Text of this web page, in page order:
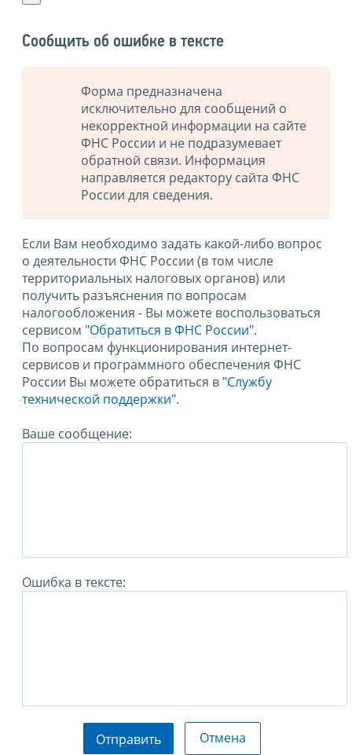
Сообщить об ошибке в тексте
Форма предназначена
исключительно для сообщений о
некорректной информации на сайте
ФНС России и не подразумевает
обратной связи. Информация
направляется редактору сайта ФНС
России для сведения.
Если Вам необходимо задать какой-либо вопрос
о деятельности ФНС России (в том числе
территориальных налоговых органов) или
получить разъяснения по вопросам
налогообложения - Вы можете воспользоваться
сервисом "Обратиться в ФНС России".
По вопросам функционирования интернет-
сервисов и программного обеспечения ФНС
России Вы можете обратиться в "Службу
технической поддержки".
Ваше сообщение:
Ошибка в тексте:
Отправить Отмена